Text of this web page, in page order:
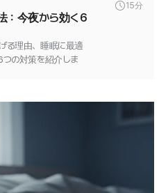
15分
：今夜から効く6
る理由、睡眠に最適
の対策を紹介しま